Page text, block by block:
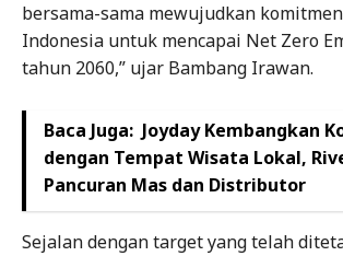
bersama-sama mewujudkan
Indonesia untuk mencapai Net Zero
tahun 2060,” ujar Bambang Irawan.
Baca Juga: Joyday Kembangkan
dengan Tempat Wisata Lokal,
Pancuran Mas dan Distributor
Sejalan dengan target yang telah